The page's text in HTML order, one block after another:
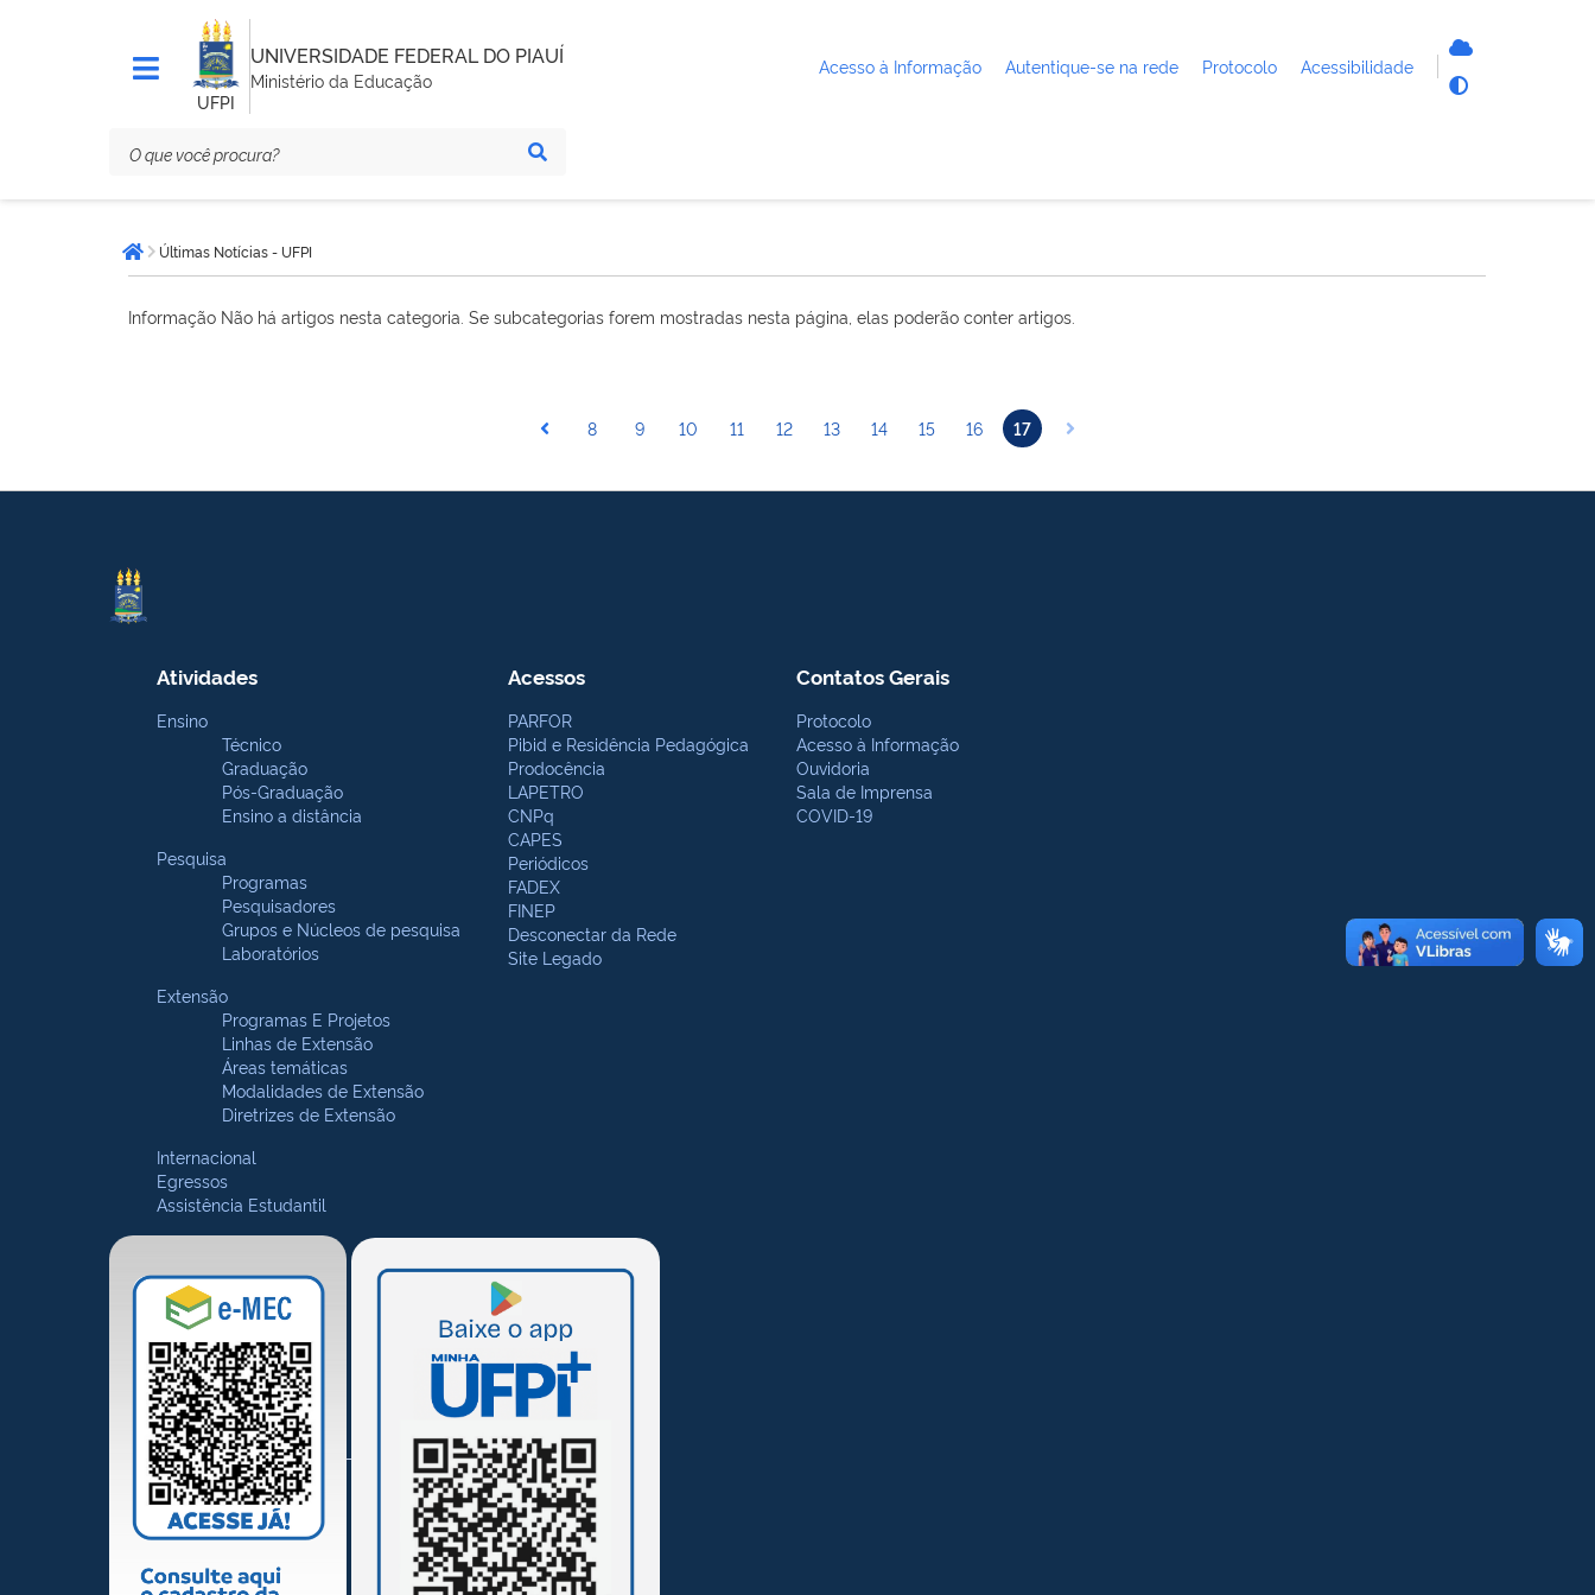
UFPI
UNIVERSIDADE FEDERAL DO PIAUÍ
Ministério da Educação
Acesso à Informação Autentique-se na rede Protocolo Acessibilidade
está
aqui:Página inicial
Últimas Notícias - UFPI
Informação Não há artigos nesta categoria. Se subcategorias forem mostradas nesta página, elas poderão conter artigos.
8 9 10 11 12 13 14 15 16 17
Atividades
Ensino
Técnico
Graduação
Pós-Graduação
Ensino a distância
Pesquisa
Programas
Pesquisadores
Grupos e Núcleos de pesquisa
Laboratórios
Extensão
Programas E Projetos
Linhas de Extensão
Áreas temáticas
Modalidades de Extensão
Diretrizes de Extensão
Internacional
Egressos
Assistência Estudantil
Acessos
PARFOR
Pibid e Residência Pedagógica
Prodocência
LAPETRO
CNPq
CAPES
Periódicos
FADEX
FINEP
Desconectar da Rede
Site Legado
Contatos Gerais
Protocolo
Acesso à Informação
Ouvidoria
Sala de Imprensa
COVID-19